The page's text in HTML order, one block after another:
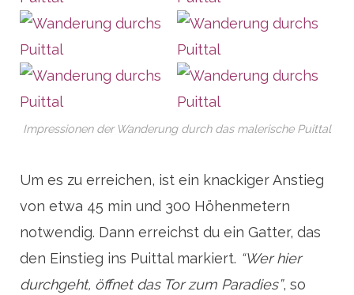
Impressionen der Wanderung durch das malerische Puittal
Um es zu erreichen, ist ein knackiger Anstieg
von etwa 45 min und 300 Höhenmetern
notwendig. Dann erreichst du ein Gatter, das
den Einstieg ins Puittal markiert. “Wer hier
durchgeht, öffnet das Tor zum Paradies”, so